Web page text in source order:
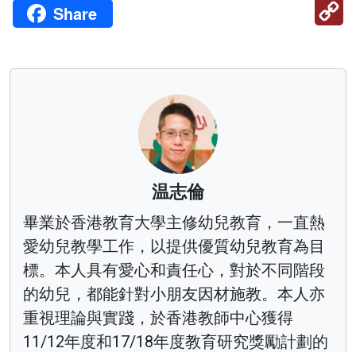
Share
温志倫
畢業於香港教育大學主修幼兒教育，一直熱
愛幼兒教學工作，以提供優質幼兒教育為目
標。本人具有愛心和責任心，對於不同階段
的幼兒，都能針對小朋友因材施教。本人亦
重視理論與實踐，於香港教師中心獲得
11/12年度和17/18年度教育研究獎勵計劃的